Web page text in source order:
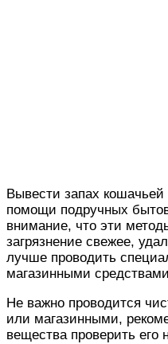
Вывести запах
помощи подручных
внимание, что эти
загрязнение свежее,
лучше проводить
магазинными
Не важно проводится
или магазинными,
вещества проверить его